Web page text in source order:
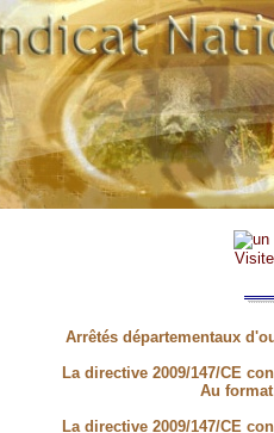
Arrêtés départementaux
La directive 2009/147/CE
Au
La directive 2009/147/CE